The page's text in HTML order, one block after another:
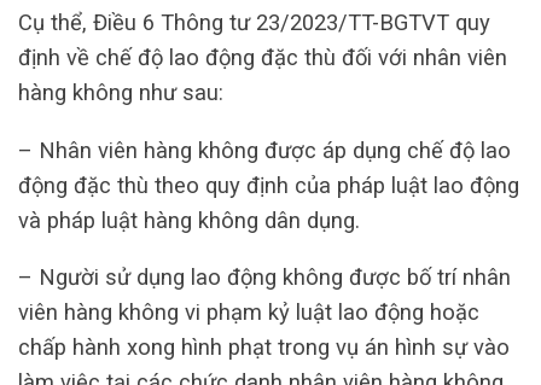
Cụ thể, Điều 6 Thông tư 23/2023/TT-BGTVT quy
định về chế độ lao động đặc thù đối với nhân viên
hàng không như sau:
– Nhân viên hàng không được áp dụng chế độ lao
động đặc thù theo quy định của pháp luật lao động
và pháp luật hàng không dân dụng.
– Người sử dụng lao động không được bố trí nhân
viên hàng không vi phạm kỷ luật lao động hoặc
chấp hành xong hình phạt trong vụ án hình sự vào